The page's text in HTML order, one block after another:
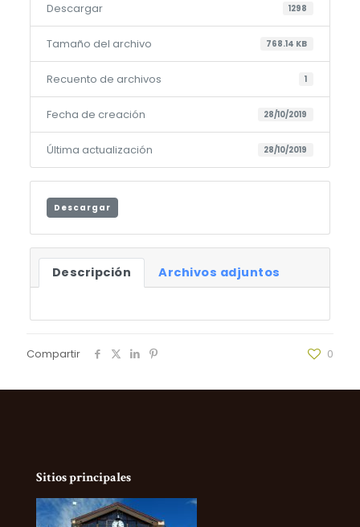
Descargar 1298
Tamaño del archivo 768.14 KB
Recuento de archivos 1
Fecha de creación 28/10/2019
Última actualización 28/10/2019
Descargar
Descripción Archivos adjuntos
Compartir 0
Sitios principales